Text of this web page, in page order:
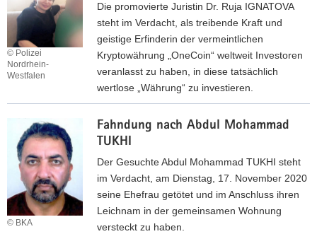
S
O
U
N
M
n
­
s
I
s
­
m
a
i
n
d
u
n
e
n
a
c
h
d
e
© Polizei
Nordrhein-
Westfalen
Die promovierte Juristin Dr. Ruja IGNATOVA
steht im Verdacht, als treibende Kraft und
geistige Erfinderin der vermeintlichen
Kryptowährung „OneCoin“ weltweit Investoren
veranlasst zu haben, in diese tatsächlich
wertlose „Währung“ zu investieren.
h
n
d
u
n
g
Fahndung nach Ab­dul Mo­hammad
TUK­HI
© BKA
Der Gesuchte Abdul Mohammad TUKHI steht
im Verdacht, am Dienstag, 17. November 2020
seine Ehefrau getötet und im Anschluss ihren
Leichnam in der gemeinsamen Wohnung
versteckt zu haben.